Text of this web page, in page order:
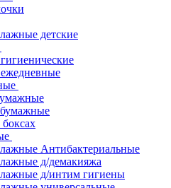
детские
Антибактериальные
д/демакияжа
д/интим гигиены